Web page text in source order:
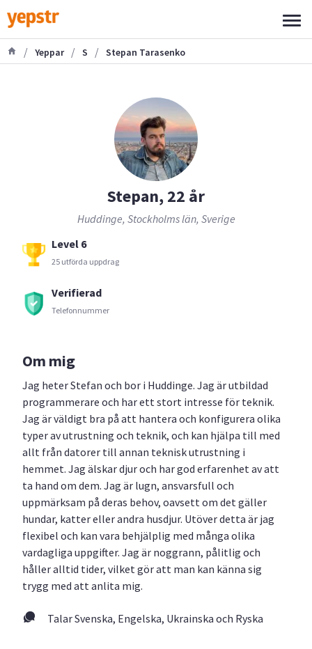
/ Yeppar / S / Stepan Tarasenko
Stepan, 22 år
Huddinge, Stockholms län, Sverige
Level 6
25 utförda uppdrag
Verifierad
Telefonnummer
Om mig
Jag heter Stefan och bor i Huddinge. Jag är utbildad
programmerare och har ett stort intresse för teknik.
Jag är väldigt bra på att hantera och konfigurera olika
typer av utrustning och teknik, och kan hjälpa till med
allt från datorer till annan teknisk utrustning i
hemmet. Jag älskar djur och har god erfarenhet av att
ta hand om dem. Jag är lugn, ansvarsfull och
uppmärksam på deras behov, oavsett om det gäller
hundar, katter eller andra husdjur. Utöver detta är jag
flexibel och kan vara behjälplig med många olika
vardagliga uppgifter. Jag är noggrann, pålitlig och
håller alltid tider, vilket gör att man kan känna sig
trygg med att anlita mig.
Talar Svenska, Engelska, Ukrainska och Ryska